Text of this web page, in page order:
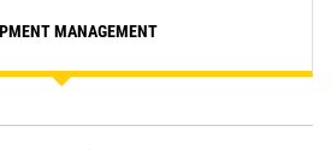
MANAGEMENT